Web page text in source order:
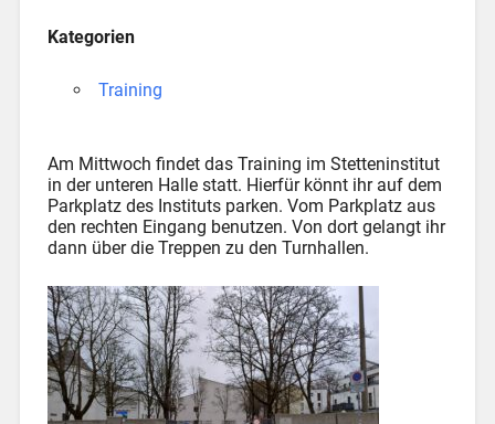
Kategorien
Training
Am Mittwoch findet das Training im Stetteninstitut
in der unteren Halle statt. Hierfür könnt ihr auf dem
Parkplatz des Instituts parken. Vom Parkplatz aus
den rechten Eingang benutzen. Von dort gelangt ihr
dann über die Treppen zu den Turnhallen.